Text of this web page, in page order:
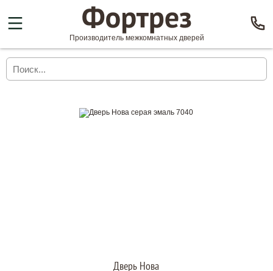
Производитель межкомнатных дверей
Дверь Нова